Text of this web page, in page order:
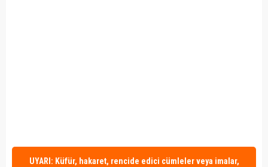
UYARI: Küfür, hakaret, rencide edici cümleler veya imalar,